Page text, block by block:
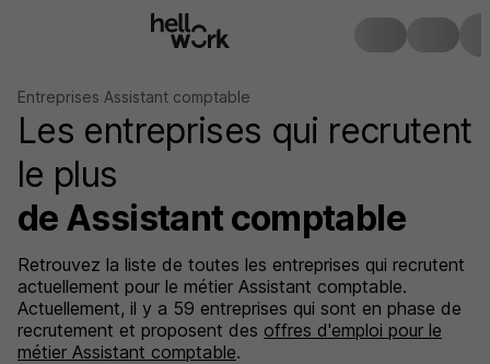
Entreprises Assistant comptable
Les entreprises qui recrutent
le plus
de Assistant comptable
Retrouvez la liste de toutes les entreprises qui recrutent
actuellement pour le métier Assistant comptable.
Actuellement, il y a 59 entreprises qui sont en phase de
recrutement et proposent des offres d'emploi pour le
métier Assistant comptable.